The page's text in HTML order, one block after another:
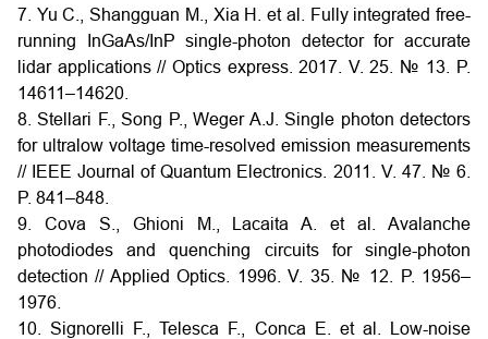
7. Yu C., Shangguan M., Xia H. et al. Fully integrated free-
running InGaAs/InP single-photon detector for accurate
lidar applications // Optics express. 2017. V. 25. № 13. P.
14611–14620.
8. Stellari F., Song P., Weger A.J. Single photon detectors
for ultralow voltage time-resolved emission measurements
// IEEE Journal of Quantum Electronics. 2011. V. 47. № 6.
P. 841–848.
9. Cova S., Ghioni M., Lacaita A. et al. Avalanche
photodiodes and quenching circuits for single-photon
detection // Applied Optics. 1996. V. 35. № 12. P. 1956–
1976.
10. Signorelli F., Telesca F., Conca E. et al. Low-noise